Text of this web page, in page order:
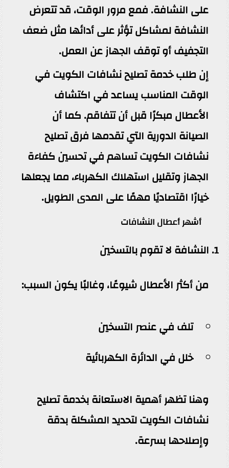
على النشافة. فمع مرور الوقت، قد تتعرض
النشافة لمشاكل تؤثر على أدائها مثل ضعف
التجفيف أو توقف الجهاز عن العمل.
إن طلب خدمة تصليح نشافات الكويت في
الوقت المناسب يساعد في اكتشاف
الأعطال مبكرًا قبل أن تتفاقم. كما أن
الصيانة الدورية التي تقدمها فرق تصليح
نشافات الكويت تساهم في تحسين كفاءة
الجهاز وتقليل استهلاك الكهرباء، مما يجعلها
خيارًا اقتصاديًا مهمًا على المدى الطويل.
أشهر أعطال النشافات
1. النشافة لا تقوم بالتسخين
من أكثر الأعطال شيوعًا، وغالبًا يكون السبب:
تلف في عنصر التسخين
خلل في الدائرة الكهربائية
وهنا تظهر أهمية الاستعانة بخدمة تصليح
نشافات الكويت لتحديد المشكلة بدقة
وإصلاحها بسرعة.